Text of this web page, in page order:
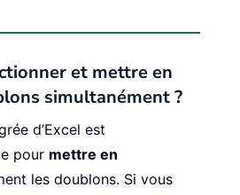
et mettre en
simultanément ?
d’Excel est
pour mettre en
les doublons. Si vous